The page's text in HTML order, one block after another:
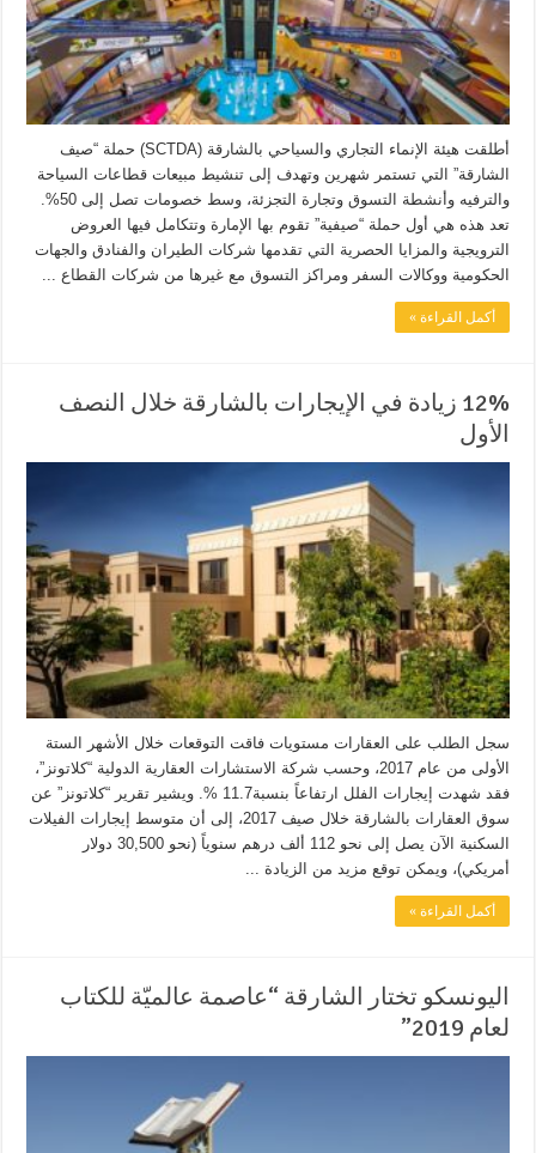
أطلقت هيئة الإنماء التجاري والسياحي بالشارقة (SCTDA) حملة “صيف
الشارقة” التي تستمر شهرين وتهدف إلى تنشيط مبيعات قطاعات السياحة
والترفيه وأنشطة التسوق وتجارة التجزئة، وسط خصومات تصل إلى 50%.
تعد هذه هي أول حملة “صيفية” تقوم بها الإمارة وتتكامل فيها العروض
الترويجية والمزايا الحصرية التي تقدمها شركات الطيران والفنادق والجهات
الحكومية ووكالات السفر ومراكز التسوق مع غيرها من شركات القطاع ...
أكمل القراءة »
12% زيادة في الإيجارات بالشارقة خلال النصف
الأول
سجل الطلب على العقارات مستويات فاقت التوقعات خلال الأشهر الستة
الأولى من عام 2017، وحسب شركة الاستشارات العقارية الدولية “كلاتونز”،
فقد شهدت إيجارات الفلل ارتفاعاً بنسبة11.7 %. ويشير تقرير “كلاتونز” عن
سوق العقارات بالشارقة خلال صيف 2017، إلى أن متوسط إيجارات الفيلات
السكنية الآن يصل إلى نحو 112 ألف درهم سنوياً (نحو 30,500 دولار
أمريكي)، ويمكن توقع مزيد من الزيادة ...
أكمل القراءة »
اليونسكو تختار الشارقة “عاصمة عالميّة للكتاب
لعام 2019”